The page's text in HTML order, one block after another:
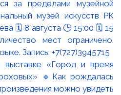
выставке «Город и время
🔹Как рождалась
можно увидеть